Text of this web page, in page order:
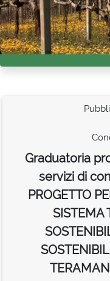
Graduatoria
servizi di
PROGETTO
SISTEMA